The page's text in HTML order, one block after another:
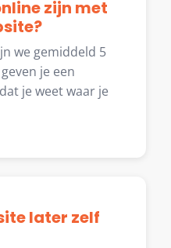
zijn met
we gemiddeld 5
je een
je weet waar je
later zelf